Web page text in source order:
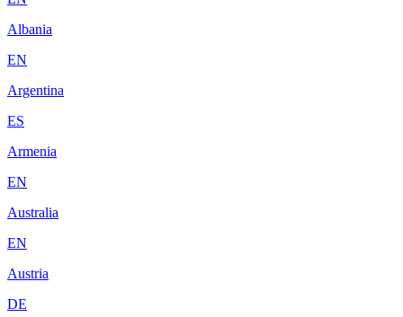
Albania
EN
Argentina
ES
Armenia
EN
Australia
EN
Austria
DE